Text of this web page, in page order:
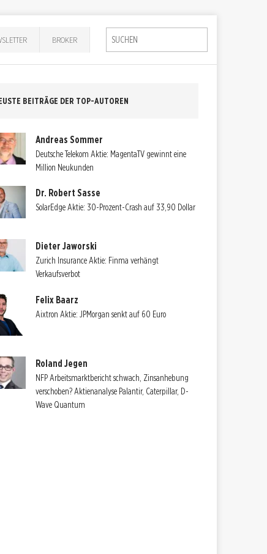
BROKER
BEITRÄGE DER TOP-AUTOREN
Andreas Sommer
Deutsche Telekom Aktie: MagentaTV gewinnt eine
Million Neukunden
Dr. Robert Sasse
SolarEdge Aktie: 30-Prozent-Crash auf 33,90 Dollar
Dieter Jaworski
Zurich Insurance Aktie: Finma verhängt
Verkaufsverbot
Felix Baarz
Aixtron Aktie: JPMorgan senkt auf 60 Euro
Roland Jegen
NFP Arbeitsmarktbericht schwach, Zinsanhebung
verschoben? Aktienanalyse Palantir, Caterpillar, D-
Wave Quantum